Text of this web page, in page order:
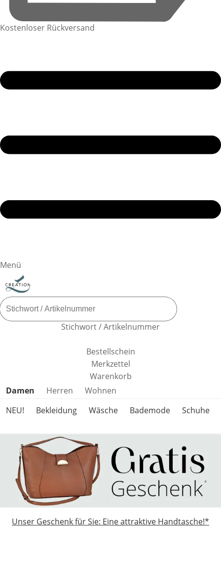
Kostenloser Rückversand
Menü
Stichwort / Artikelnummer
Bestellschein
Merkzettel
Warenkorb
Produktkategorien überspringen
Damen Herren
Wohnen
NEU!
Bekleidung Wäsche Bademode Schuhe
Unser Geschenk für Sie: Eine attraktive Handtasche!*